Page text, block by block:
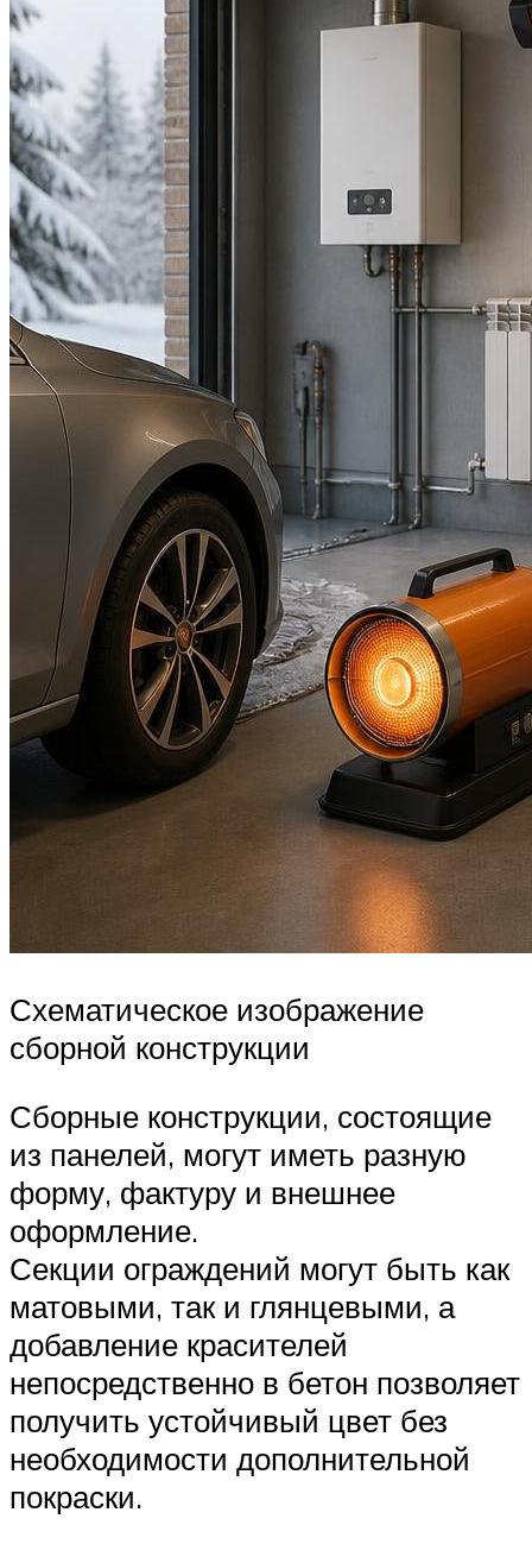
Схематическое изображение
сборной конструкции
Сборные конструкции, состоящие
из панелей, могут иметь разную
форму, фактуру и внешнее
оформление.
Секции ограждений могут быть как
матовыми, так и глянцевыми, а
добавление красителей
непосредственно в бетон позволяет
получить устойчивый цвет без
необходимости дополнительной
покраски.